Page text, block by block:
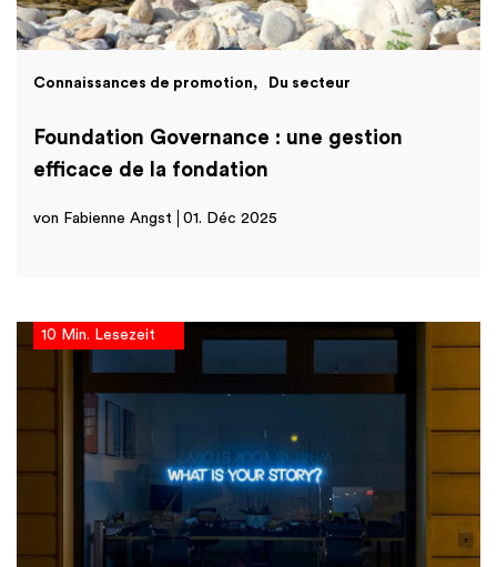
Connaissances de promotion Du secteur
Foundation Governance : une gestion
efficace de la fondation
von Fabienne Angst 01. Déc 2025
10 Min. Lesezeit